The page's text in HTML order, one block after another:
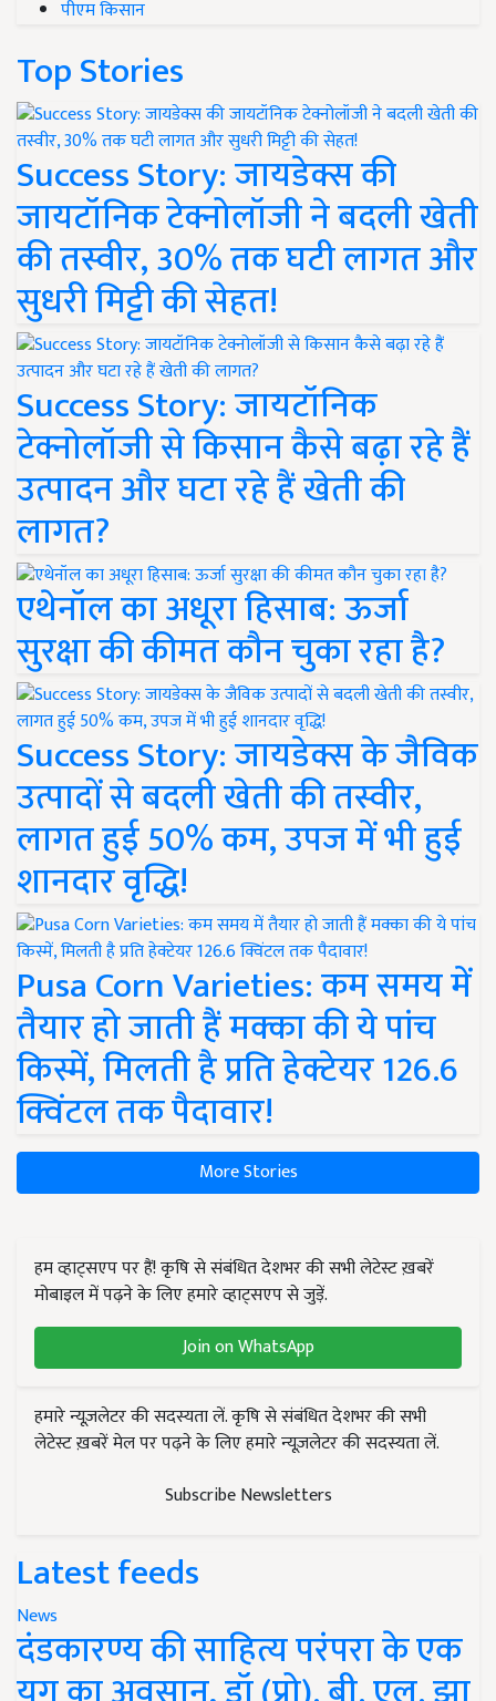
पीएम किसान
Top Stories
Success Story: जायडेक्स की
जायटॉनिक टेक्नोलॉजी ने बदली खेती
की तस्वीर, 30% तक घटी लागत और
सुधरी मिट्टी की सेहत!
Success Story: जायटॉनिक
टेक्नोलॉजी से किसान कैसे बढ़ा रहे हैं
उत्पादन और घटा रहे हैं खेती की
लागत?
एथेनॉल का अधूरा हिसाब: ऊर्जा
सुरक्षा की कीमत कौन चुका रहा है?
Success Story: जायडेक्स के जैविक
उत्पादों से बदली खेती की तस्वीर,
लागत हुई 50% कम, उपज में भी हुई
शानदार वृद्धि!
Pusa Corn Varieties: कम समय में
तैयार हो जाती हैं मक्का की ये पांच
किस्में, मिलती है प्रति हेक्टेयर 126.6
क्विंटल तक पैदावार!
More Stories
हम व्हाट्सएप पर हैं! कृषि से संबंधित देशभर की सभी लेटेस्ट ख़बरें
मोबाइल में पढ़ने के लिए हमारे व्हाट्सएप से जुड़ें.
Join on WhatsApp
हमारे न्यूज़लेटर की सदस्यता लें. कृषि से संबंधित देशभर की सभी
लेटेस्ट ख़बरें मेल पर पढ़ने के लिए हमारे न्यूज़लेटर की सदस्यता लें.
Subscribe Newsletters
Latest feeds
News
दंडकारण्य की साहित्य परंपरा के एक